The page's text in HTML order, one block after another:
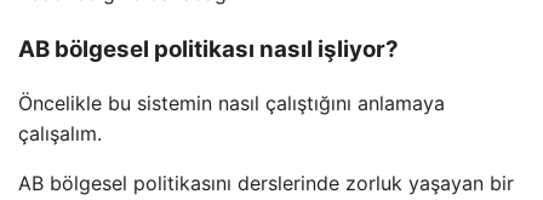
AB bölgesel politikası nasıl işliyor?
Öncelikle bu sistemin nasıl çalıştığını anlamaya
çalışalım.
AB bölgesel politikasını derslerinde zorluk yaşayan bir